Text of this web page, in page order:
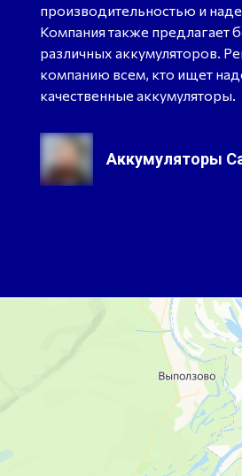
производительностью и
Компания также предлагает
различных аккумуляторов.
компанию всем, кто ищет
качественные аккумуляторы.
Аккумуляторы